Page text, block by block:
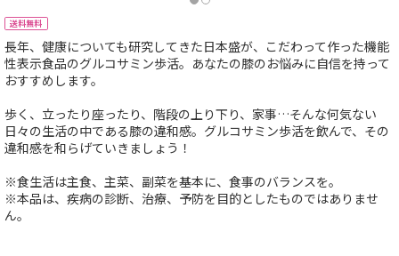
送料無料
長年、健康についても研究してきた日本盛が、こだわって作った機能
性表示食品のグルコサミン歩活。あなたの膝のお悩みに自信を持って
おすすめします。
歩く、立ったり座ったり、階段の上り下り、家事…そんな何気ない
日々の生活の中である膝の違和感。グルコサミン歩活を飲んで、その
違和感を和らげていきましょう！
※食生活は主食、主菜、副菜を基本に、食事のバランスを。
※本品は、疾病の診断、治療、予防を目的としたものではありませ
ん。